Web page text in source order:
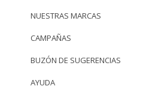
NUESTRAS MARCAS
CAMPAÑAS
BUZÓN DE SUGERENCIAS
AYUDA